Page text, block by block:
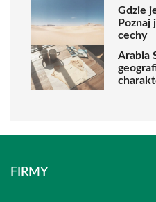
Gdzie
Poznaj
cechy
Arabia
FIRMY